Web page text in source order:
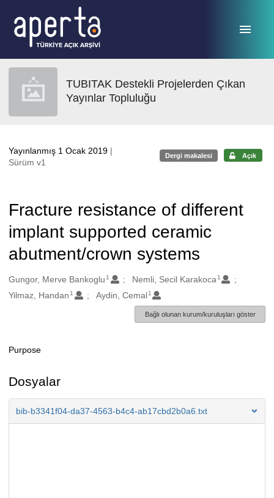
TUBITAK Destekli Projelerden Çıkan
Yayınlar Topluluğu
Yayınlanmış 1 Ocak 2019 |
Sürüm v1
Dergi makalesi Açık
Fracture resistance of different
implant supported ceramic
abutment/crown systems
Oluşturanlar
Gungor, Merve Bankoglu 1 Nemli, Secil Karakoca 1
Yilmaz, Handan 1 Aydin, Cemal 1
Bağlı olunan kurum/kuruluşları göster
Açıklama
Purpose
Dosyalar
bib-b3341f04-da37-4563-b4c4-ab17cbd2b0a6.txt